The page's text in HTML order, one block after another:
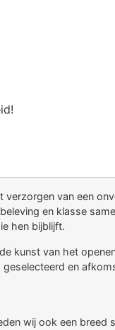
verzorgen van een
en klasse
hen bijblijft.
kunst van het
en
wij ook een breed